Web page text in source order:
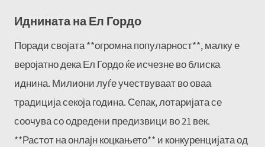
Иднината на Ел Гордо
Поради својата **огромна популарност**, малку е
веројатно дека Ел Гордо ќе исчезне во блиска
иднина. Милиони луѓе учествуваат во оваа
традиција секоја година. Сепак, лотаријата се
соочува со одредени предизвици во 21 век.
**Растот на онлајн коцкањето** и конкуренцијата од